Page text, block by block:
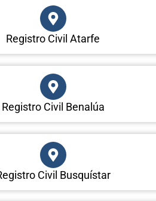
Registro Civil Atarfe
Registro Civil Benalúa
Civil Busquístar